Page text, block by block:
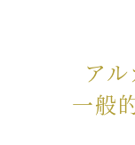
ア
一般